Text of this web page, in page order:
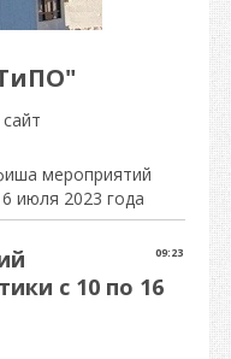
мероприятий
июля 2023 года
09:23
с 10 по 16